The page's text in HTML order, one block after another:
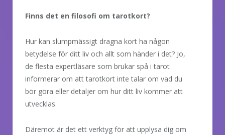
Finns det en filosofi om tarotkort?
Hur kan slumpmässigt dragna kort ha någon
betydelse för ditt liv och allt som händer i det? Jo,
de flesta expertläsare som brukar spå i tarot
informerar om att tarotkort inte talar om vad du
bör göra eller detaljer om hur ditt liv kommer att
utvecklas.
Däremot är det ett verktyg för att upplysa dig om